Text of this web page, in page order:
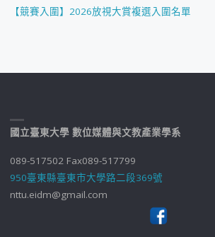
【競賽入圍】2026放視大賞複選入圍名單
國立臺東大學 數位媒體與文教產業學系
089-517502 Fax089-517799
950臺東縣臺東市大學路二段369號
nttu.eidm@gmail.com